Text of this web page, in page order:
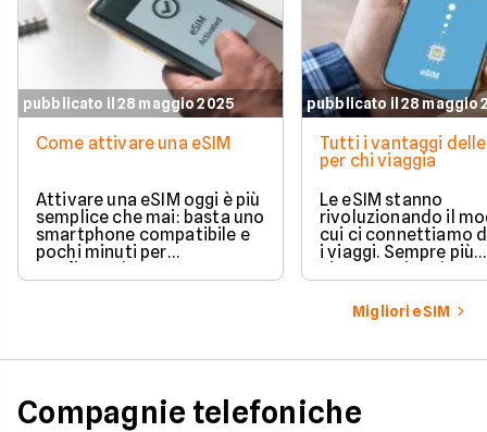
pubblicato il 28 maggio 2025
Come attivare una eSIM
Attivare una eSIM oggi è più
semplice che mai: basta uno
smartphone compatibile e
pochi minuti per
configurarla.
pubblicato il 28 maggio
Tutti i vantaggi delle
per chi viaggia
Le eSIM stanno
rivoluzionando il
cui ci connettiamo
i viaggi. Sempre più
viaggiatori
tecnologia per
costi elevati del
accedere in pochi
sicura, ovunque si
Migliori eSIM
Compagnie telefoniche